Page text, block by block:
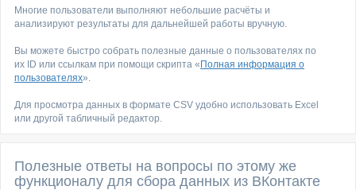
Многие пользователи выполняют небольшие расчёты и
анализируют результаты для дальнейшей работы вручную.
Вы можете быстро собрать полезные данные о пользователях по
их ID или ссылкам при помощи скрипта « Полная информация о
пользователях».
Для просмотра данных в формате CSV удобно использовать Excel
или другой табличный редактор.
Полезные ответы на вопросы по этому же
функционалу для сбора данных из ВКонтакте